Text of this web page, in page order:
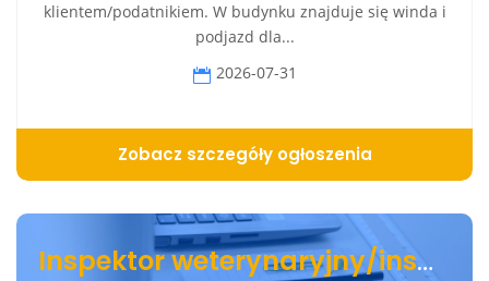
klientem/podatnikiem. W budynku znajduje się winda i
podjazd dla...
2026-07-31
Zobacz szczegóły ogłoszenia
Inspektor weterynaryjny/inspektorka weterynaryjna